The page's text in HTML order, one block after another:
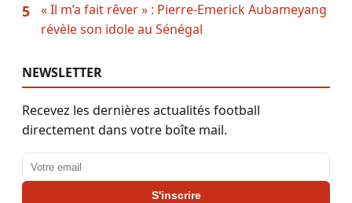
5
« Il m’a fait rêver » : Pierre-Emerick Aubameyang
révèle son idole au Sénégal
NEWSLETTER
Recevez les dernières actualités football
directement dans votre boîte mail.
Adresse email
S'inscrire